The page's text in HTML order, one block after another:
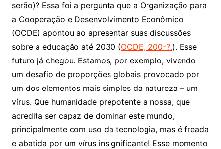
serão)? Essa foi a pergunta que a Organização para
a Cooperação e Desenvolvimento Econômico
(OCDE) apontou ao apresentar suas discussões
sobre a educação até 2030 (OCDE, 200-?.). Esse
futuro já chegou. Estamos, por exemplo, vivendo
um desafio de proporções globais provocado por
um dos elementos mais simples da natureza – um
vírus. Que humanidade prepotente a nossa, que
acredita ser capaz de dominar este mundo,
principalmente com uso da tecnologia, mas é freada
e abatida por um vírus insignificante! Esse momento